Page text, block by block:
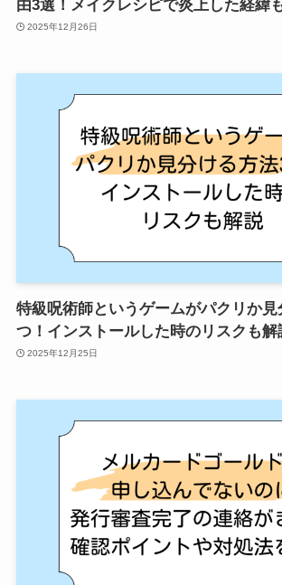
由3選！メイクレシピで炎上した経緯
2025年12月26日
特級呪術師というゲームがパクリか見
つ！インストールした時のリスクも解
2025年12月25日